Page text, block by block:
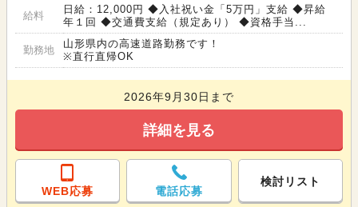
給料
日給：12,000円 ◆入社祝い金「5万円」支給 ◆昇給
年１回 ◆交通費支給（規定あり） ◆資格手当...
勤務地
山形県内の高速道路勤務です！
※直行直帰OK
2026年9月30日まで
詳細を見る
WEB応募 電話応募
検討リスト